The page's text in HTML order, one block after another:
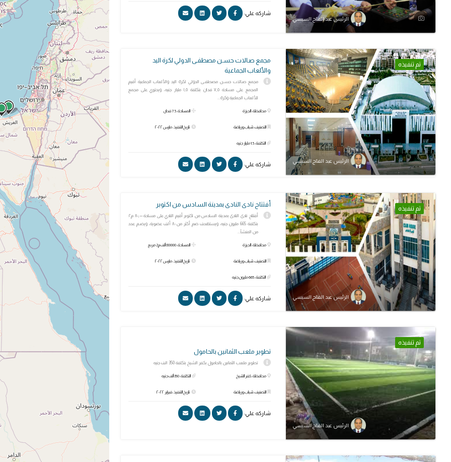
الرئيس عبد الفتاح السيسي
شاركه علي:
تم تنفيذه
الرئيس عبد الفتاح السيسي
مجمع صـالات حسـن مصطفـى الدولي لكرة اليد
والألعاب الجماعية
مجمع صـالات حسـن مصطفـى الدولي لكرة اليد والألعاب الجماعية أقيم
المجمع على مساحة ٧,٥ فدان بتكلفة ١,٥ مليار جنيه، ويحتوي على مجمع
للألعاب الجماعية وكرة...
محافظة: الجيزة
التصنيف: شباب ورياضة
التكلفة: 1.5 مليار جنيه
المساحة: 7.5 فدان
تاريخ التنفيذ: مارس ٢٠٢٢
شاركه علي:
تم تنفيذه
الرئيس عبد الفتاح السيسي
أفتتاح نادى النادى بمدينة السادس من اكتوبر
أفتتاح نادى النادى بمدينة السادس من اكتوبر أقيم النادي على مساحة ٨٠,٠٠٠ م٢
بتكلفة 665 مليون جنيه، ويستهدف ضم أكثر من ٨٠ ألف عضوية، وﻳﻀـﻢ ﻋﺪد
ﻣﻦ اﻟﻤﻨﺸﺂ...
محافظة: الجيزة
التصنيف: شباب ورياضة
التكلفة: 665 مليون جنيه
المساحة: 80000 ألف م2 مربع
تاريخ التنفيذ: مارس ٢٠٢٢
شاركه علي:
تم تنفيذه
الرئيس عبد الفتاح السيسي
تطوير ملعب الثمانين بالحامول
تطوير ملعب الثمانين بالحامول بكفر الشيخ بتكلفة 350 الف جنيه
محافظة: كفر الشيخ
التصنيف: شباب ورياضة
التكلفة: 350 ألف جنيه
تاريخ التنفيذ: فبراير ٢٠٢٢
شاركه علي: